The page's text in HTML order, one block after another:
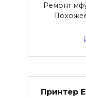
Ремонт
Принтер